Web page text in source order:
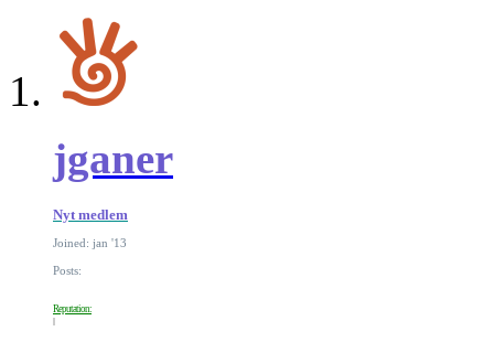
jganer
Nyt medlem
Joined: jan '13
Posts:
Reputation: